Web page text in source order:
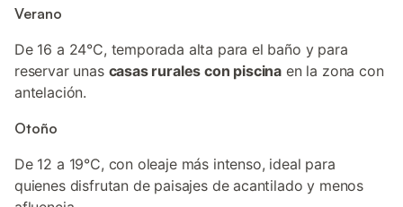
Verano
De 16 a 24°C, temporada alta para el baño y para
reservar unas casas rurales con piscina en la zona con
antelación.
Otoño
De 12 a 19°C, con oleaje más intenso, ideal para
quienes disfrutan de paisajes de acantilado y menos